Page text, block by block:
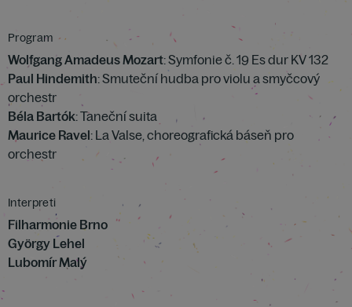
Program
Wolfgang Amadeus Mozart: Symfonie č. 19 Es dur KV 132
Paul Hindemith: Smuteční hudba pro violu a smyčcový
orchestr
Béla Bartók: Taneční suita
Maurice Ravel: La Valse, choreografická báseň pro
orchestr
Interpreti
Filharmonie Brno
György Lehel
Lubomír Malý